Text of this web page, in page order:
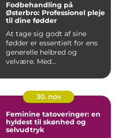
Fodbehandling på
Østerbro: Professionel pleje
til dine fødder
At tage sig godt af sine
fødder er essentielt for ens
generelle helbred og
velvære. Med...
30. nov
Feminine tatoveringer: en
hyldest til skønhed og
selvudtryk